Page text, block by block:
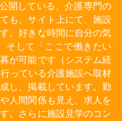
開している、介護専門の
も、サイト上にて、施設
。好きな時間に自分の気
そして「ここで働きたい
が可能です（システム経
っている介護施設へ取材
し、掲載しています。勤
人間関係も見え、求人を
。さらに施設見学のコン